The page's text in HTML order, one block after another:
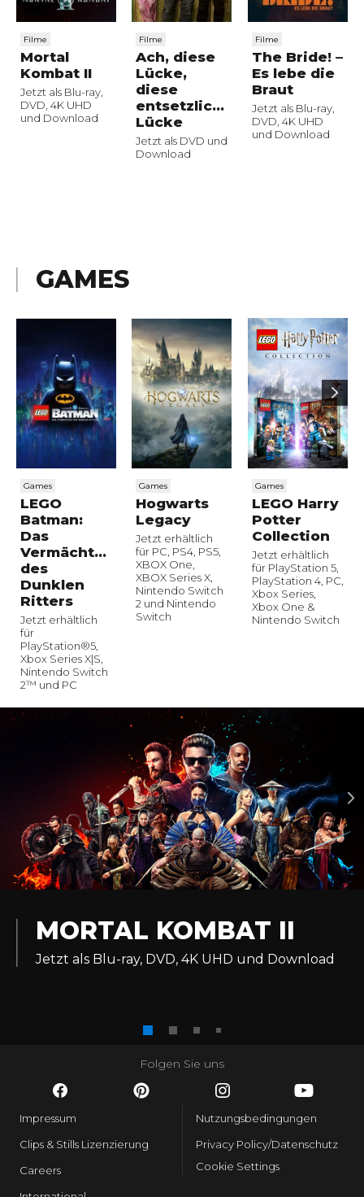
Filme
Mortal
Kombat II
Jetzt als Blu-ray,
DVD, 4K UHD
und Download
Filme
Ach, diese
Lücke,
diese
entsetzliche
Lücke
Jetzt als DVD und
Download
Filme
The Bride! –
Es lebe die
Braut
Jetzt als Blu-ray,
DVD, 4K UHD
und Download
GAMES
Games
LEGO
Batman:
Das
Vermächtnis
des
Dunklen
Ritters
Jetzt erhältlich
für
PlayStation®5,
Xbox Series X|S,
Nintendo Switch
2™ und PC
Games
Hogwarts
Legacy
Jetzt erhältlich
für PC, PS4, PS5,
XBOX One,
XBOX Series X,
Nintendo Switch
2 und Nintendo
Switch
Games
LEGO Harry
Potter
Collection
Jetzt erhältlich
für PlayStation 5,
PlayStation 4, PC,
Xbox Series,
Xbox One &
Nintendo Switch
MORTAL KOMBAT II
Jetzt als Blu-ray, DVD, 4K UHD und Download
Folgen Sie uns
Impressum
Clips & Stills Lizenzierung
Careers
Nutzungsbedingungen
Privacy Policy/Datenschutz
Cookie Settings